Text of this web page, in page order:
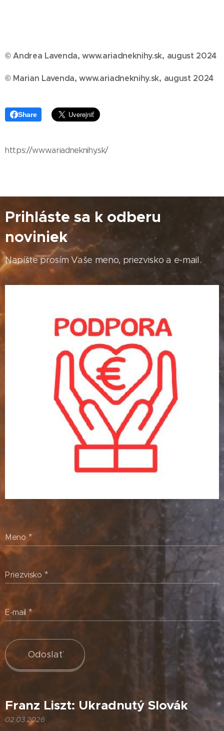
© Andrea Lavenda, www.ariadneknihy.sk, august 2024
© Marian Lavenda, www.ariadneknihy.sk, august 2024
Share
https://www.ariadneknihy.sk/
Prihláste sa k odberu
noviniek
Napíšte prosím Vaše meno, priezvisko a e-mail.
Meno
Priezvisko
E-mail
Odoslať
Franz Liszt: Ukradnutý Slovák
02.03.2026